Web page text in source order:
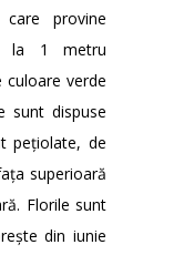
provine
la 1 metru
culoare verde
sunt dispuse
pețiolate, de
superioară
Florile sunt
din iunie